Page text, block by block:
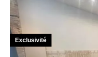
Exclusivité